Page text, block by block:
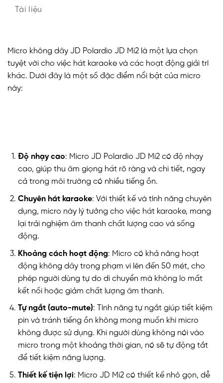
Tài liệu
Micro không dây JD Polardio JD Mi2 là một lựa chọn
tuyệt vời cho việc hát karaoke và các hoạt động giải trí
khác. Dưới đây là một số đặc điểm nổi bật của micro
này:
Độ nhạy cao: Micro JD Polardio JD Mi2 có độ nhạy
cao, giúp thu âm giọng hát rõ ràng và chi tiết, ngay
cả trong môi trường có nhiều tiếng ồn.
Chuyên hát karaoke: Với thiết kế và tính năng chuyên
dụng, micro này lý tưởng cho việc hát karaoke, mang
lại trải nghiệm âm thanh chất lượng cao và sống
động.
Khoảng cách hoạt động: Micro có khả năng hoạt
động không dây trong phạm vi lên đến 50 mét, cho
phép người dùng tự do di chuyển mà không lo mất
kết nối hoặc giảm chất lượng âm thanh.
Tự ngắt (auto-mute): Tính năng tự ngắt giúp tiết kiệm
pin và tránh tiếng ồn không mong muốn khi micro
không được sử dụng. Khi người dùng không nói vào
micro trong một khoảng thời gian, nó sẽ tự động tắt
để tiết kiệm năng lượng.
Thiết kế tiện lợi: Micro JD Mi2 có thiết kế nhỏ gọn, dễ